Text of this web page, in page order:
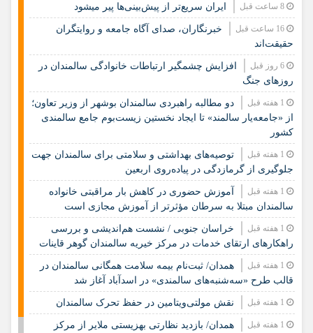
ایران سریع‌تر از پیش‌بینی‌ها پیر میشود
خبرنگاران، صدای آگاه جامعه و روایتگران
حقیقت‌اند
افزایش چشمگیر ارتباطات خانوادگی سالمندان در
روزهای جنگ
دو مطالبه راهبردی سالمندان بوشهر از وزیر تعاون؛
از «جامعه‌یار سالمند» تا ایجاد نخستین زیست‌بوم جامع سالمندی
کشور
️توصیه‌های بهداشتی و سلامتی برای سالمندان جهت
جلوگیری از گرمازدگی در پیاده‌روی اربعین
آموزش حضوری در کاهش بار مراقبتی خانواده
سالمندان مبتلا به سرطان مؤثرتر از آموزش مجازی است
خراسان جنوبی / نشست هم‌اندیشی و بررسی
راهکارهای ارتقای خدمات در مرکز خیریه سالمندان گوهر قاینات
همدان/ ثبت‌نام بیمه سلامت همگانی سالمندان در
قالب طرح «سه‌شنبه‌های سالمندی» در اسدآباد آغاز شد
نقش مولتی‌ویتامین در حفظ تحرک سالمندان
همدان/ بازدید نظارتی بهزیستی ملایر از مرکز